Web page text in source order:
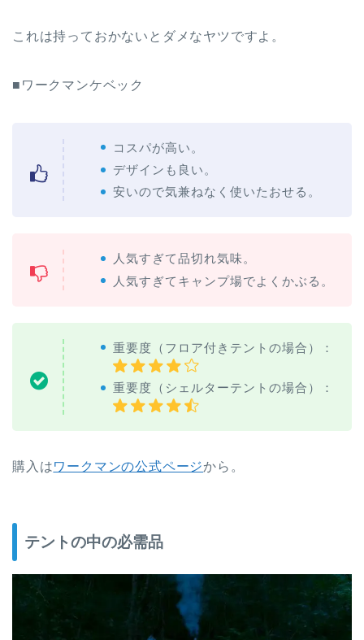
これは持っておかないとダメなヤツですよ。
■ワークマンケベック
コスパが高い。
デザインも良い。
安いので気兼ねなく使いたおせる。
人気すぎて品切れ気味。
人気すぎてキャンプ場でよくかぶる。
重要度（フロア付きテントの場合）：
重要度（シェルターテントの場合）：
購入はワークマンの公式ページから。
テントの中の必需品